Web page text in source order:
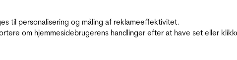
til personalisering og måling af reklameeffektivitet.
om hjemmesidebrugerens handlinger efter at have set eller